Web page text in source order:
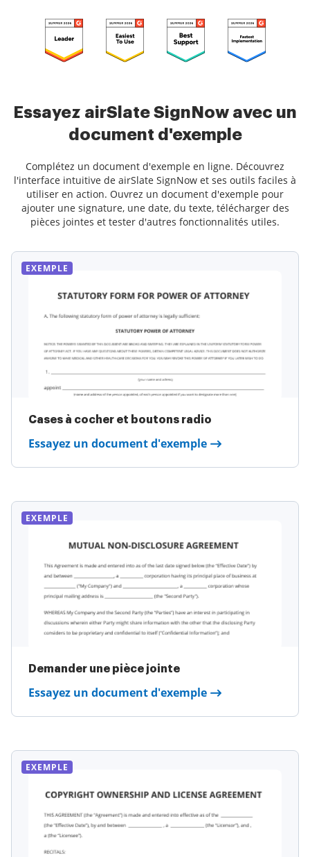
Essayez airSlate SignNow avec un
document d'exemple
Complétez un document d'exemple en ligne. Découvrez
l'interface intuitive de airSlate SignNow et ses outils faciles à
utiliser en action. Ouvrez un document d'exemple pour
ajouter une signature, une date, du texte, télécharger des
pièces jointes et tester d'autres fonctionnalités utiles.
EXEMPLE
Cases à cocher et boutons radio
Essayez un document d'exemple
EXEMPLE
Demander une pièce jointe
Essayez un document d'exemple
EXEMPLE